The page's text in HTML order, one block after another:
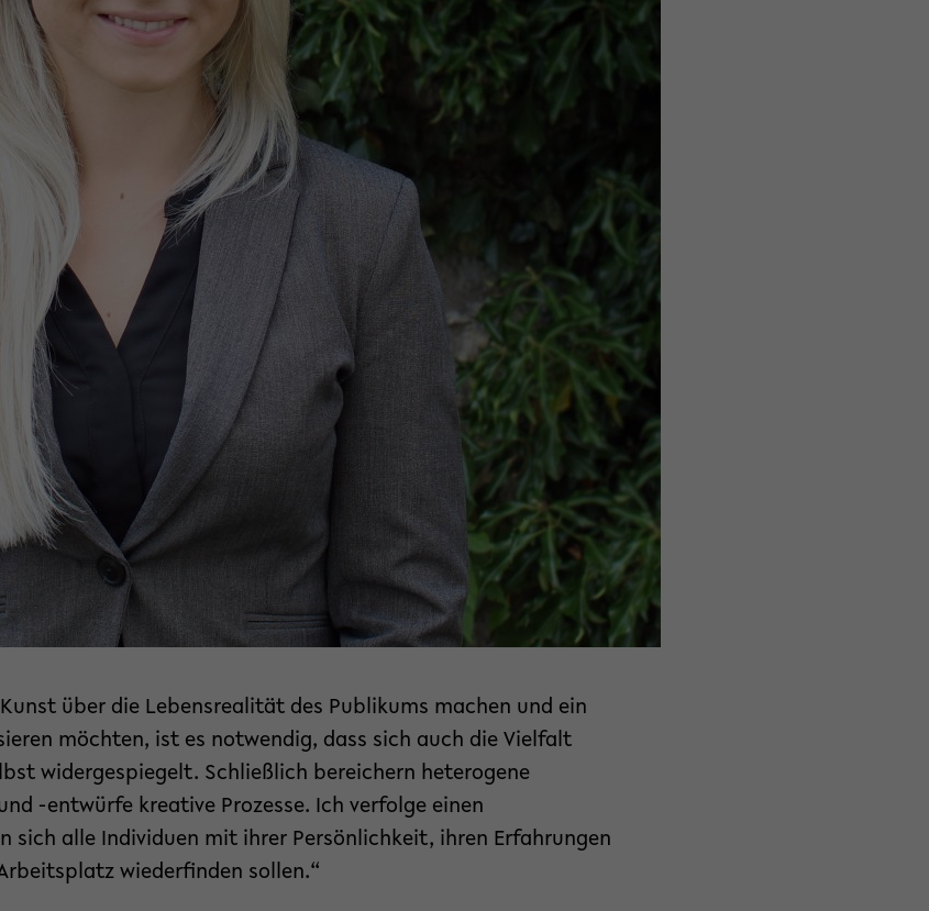
über die Lebensrealität des Publikums machen und ein
möchten, ist es notwendig, dass sich auch die Vielfalt
widergespiegelt. Schließlich bereichern heterogene
-entwürfe kreative Prozesse. Ich verfolge einen
sich alle Individuen mit ihrer Persönlichkeit, ihren Erfahrungen
wiederfinden sollen.“